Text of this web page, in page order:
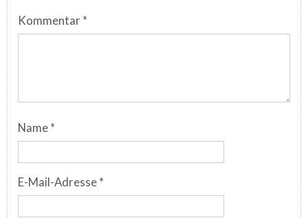
Kommentar *
Name *
E-Mail-Adresse *